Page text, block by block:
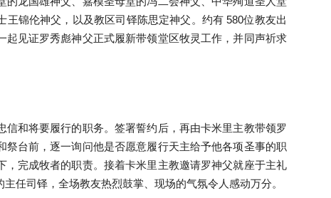
亚
锦伦神父，以及教区司铎陈思定神父。约有 580位教友出
起见证罗秀彪神父正式履新带领堂区牧灵工作，并同声祈求
和将要履行的职务。签署誓约后，再由卡米里主教带领罗
台前，逐一询问他是否愿意履行天主给予他各项圣事的职
完成牧者的职责。接着卡米里主教邀请罗神父就座于主礼
任司铎，全场教友热烈鼓掌、现场的气氛令人感动万分。